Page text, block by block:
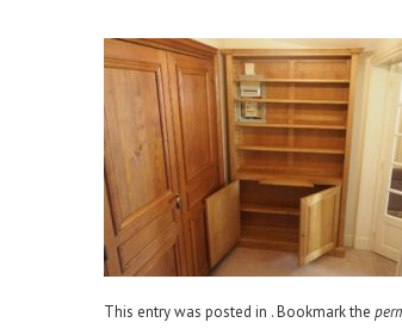
This entry was posted in . Bookmark the